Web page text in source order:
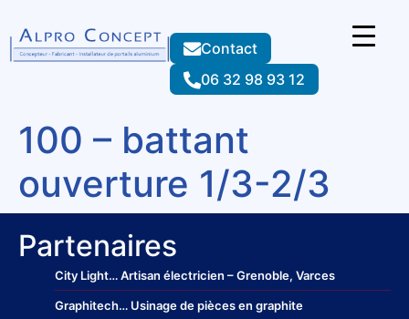
Contact
06 32 98 93 12
100 – battant
ouverture 1/3-2/3
Partenaires
City Light… Artisan électricien – Grenoble, Varces
Graphitech… Usinage de pièces en graphite